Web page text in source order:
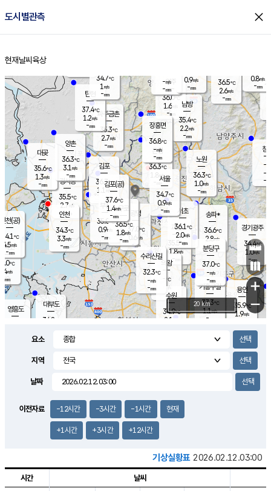
도시별관측 close
홈
현재날씨 육상
의도
℃
m/s
mm
영흥도
양주
36.0℃
1.6
-mm
과천
35.5℃
1.8m/s
- mm
용인
35.9℃
1.9m/s
경기광주
34.4℃
1.0m/s
-mm
1.8m/s
대부도
34.8
경서동
35.5℃
2.7 m/s
-mm
파주금촌
35.3℃
2.7m/s
-mm
36.5℃
2.6m/s
-mm
대곶
35.6℃
1.3m/s
-mm
창
-
-m/
-
탄현
37.4℃
1.2m/s
-mm
0.8m/s
-mm
의왕
- ℃
m/s
mm
김포
36.7℃
1.1 m/s
mm
광명
37.0
℃
0.6 m/s
-mm
부천
35.0℃
0.9m/s
-mm
양촌
36.3℃
3.1 m/s
-mm
구로
36.5℃
1.8m/s
-mm
은평
36.3℃
1.8 m/s
- mm
노원
36.3℃
1.0m/s
-mm
송파*
36.6℃
2.8m/s
-mm
서초
36.1℃
2.0m/s
-mm
남방
35.4℃
2.2m/s
-mm
기흥구갈
37.3℃
1.1m/s
-
수리산길
32.3℃
-m/s
-mm
분당구
37.0℃
-m/s
-mm
장흥면
36.8℃
-m/s
-mm
-m/s
-mm
인천(공)
34.1℃
4.5m/s
-mm
김포(공)
37.6℃
1.4m/s
-mm
수원
34.9℃
2.1 m/s
인천
34.3℃
3.3m/s
-mm
서울
34.7℃
0.9m/s
-mm
34.7℃
1 m/s
-mm
0.9m/s
-mm
+
−
20 km
요소
지역
날짜
이전자료 -12시간 -3시간 -1시간 현재
+1시간 +3시간 +12시간
기상실황표 2026.02.12.03:00
시간 날씨